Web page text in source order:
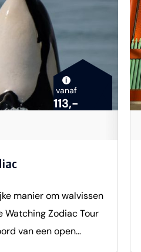
i
vanaf
113,-
manier om walvissen
Watching Zodiac Tour
van een open